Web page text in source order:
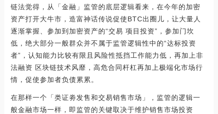
链法觉得，从「金融」监管的底层逻辑看来，在今年的加密
资产打开大牛市，造富神话传说促使BTC出圈儿，让大量人
逐渐掌握、参加到加密资产的“交易 项目投资”，参加门坎
低，绝大部分一般群众并不属于监管逻辑性中的“达标投资
者”，认知能力比较有限且风险性抵挡工作能力低，再加上非
法融资 区块链技术风靡，高危合同杆杠再加上极端化市场行
情，促使参加者负债累累。
在那样一个「类证劵发售和交易销售市场」，监管的逻辑一
般金融市场一样，即监管的关键取决于维护销售市场投资